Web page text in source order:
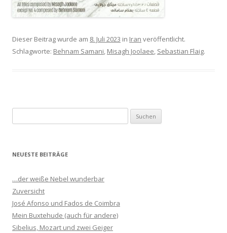
Dieser Beitrag wurde am 8. Juli 2023 in Iran veröffentlicht.
Schlagworte: Behnam Samani, Misagh Joolaee, Sebastian Flaig.
u
h
n
a
c
h
NEUESTE BEITRÄGE
…der weiße Nebel wunderbar
Zuversicht
José Afonso und Fados de Coimbra
Mein Buxtehude (auch für andere)
Sibelius, Mozart und zwei Geiger